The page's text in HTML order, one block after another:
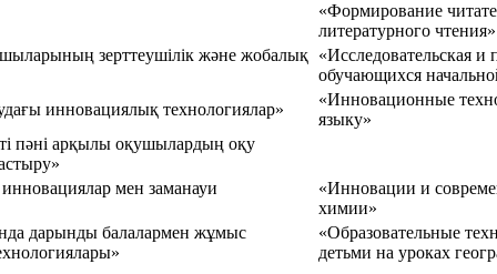
«Формирование
литературного чтения»
зерттеушілік және жобалық «Исследовательская и
обучающихся
инновациялық технологиялар»
«Инновационные
языку»
пәні арқылы оқушылардың оқу
мен заманауи
«Инновации и
химии»
дарынды балалармен жұмыс
«Образовательные
детьми на уроках